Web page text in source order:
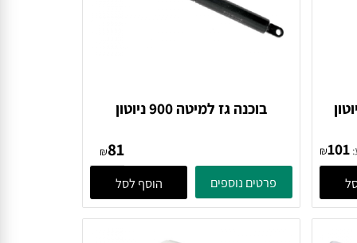
81
פרטים נוספים הוסף לסל